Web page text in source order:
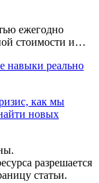
ежегодно
стоимости и…
навыки реально
как мы
новых
разрешается
статьи.